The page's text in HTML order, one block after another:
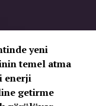
yeni
temel atma
enerji
getirme